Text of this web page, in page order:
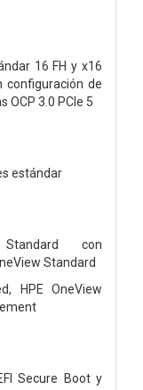
16 FH y x16
configuración de
OCP 3.0 PCIe 5
estándar
con
Standard
HPE OneView
Secure Boot y